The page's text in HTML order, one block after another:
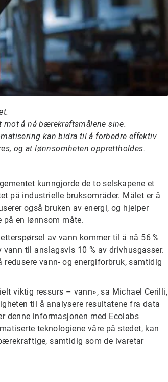
å nå bærekraftsmålene sine.
kan bidra til å forbedre effektiv
og at lønnsomheten opprettholdes.
kunngjorde de to selskapene et
på industrielle bruksområder. Målet er å
også bruken av energi, og hjelper
en lønnsom måte.
av vann kommer til å nå 56 %
til anslagsvis 10 % av drivhusgasser.
vann- og energiforbruk, samtidig
viktig ressurs – vann», sa Michael Cerilli,
til å analysere resultatene fra data
denne informasjonen med Ecolabs
teknologiene våre på stedet, kan
samtidig som de ivaretar